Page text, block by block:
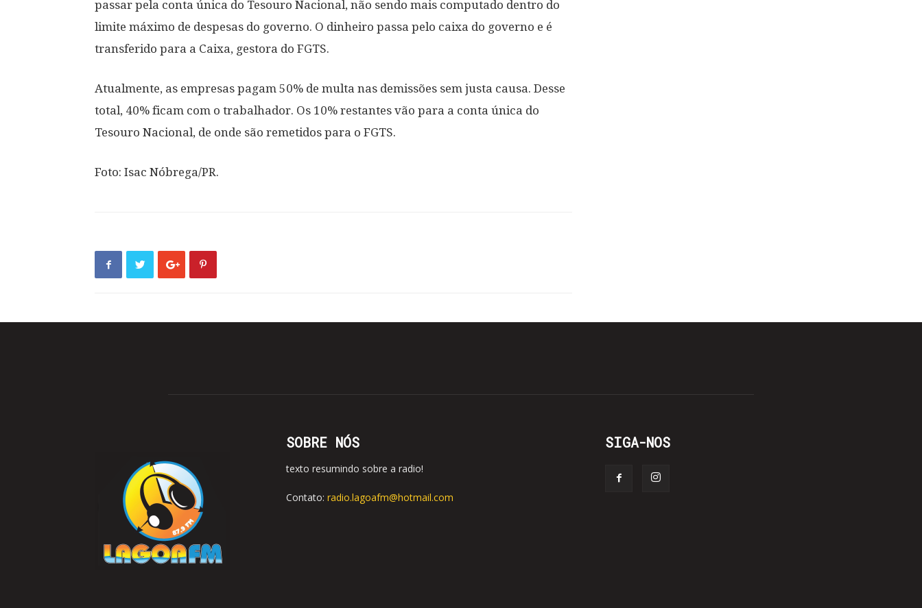
passar pela conta única do Tesouro Nacional, não sendo mais computado dentro do
limite máximo de despesas do governo. O dinheiro passa pelo caixa do governo e é
transferido para a Caixa, gestora do FGTS.
Atualmente, as empresas pagam 50% de multa nas demissões sem justa causa. Desse
total, 40% ficam com o trabalhador. Os 10% restantes vão para a conta única do
Tesouro Nacional, de onde são remetidos para o FGTS.
Foto: Isac Nóbrega/PR.
SOBRE NÓS
texto resumindo sobre a radio!
Contato: radio.lagoafm@hotmail.com
SIGA-NOS